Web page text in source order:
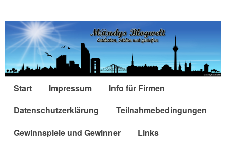
Start Impressum
Info für Firmen
Datenschutzerklärung
Teilnahmebedingungen
Gewinnspiele und Gewinner
Links